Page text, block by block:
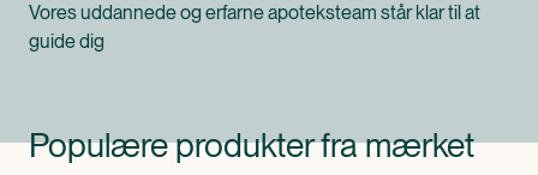
Vores uddannede og erfarne apoteksteam står klar til at
guide dig
Populære produkter fra mærket